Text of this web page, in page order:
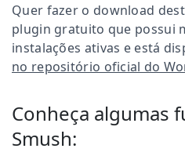
Quer fazer o download
plugin gratuito que possui
instalações ativas e está
no repositório oficial do
Conheça algumas
Smush: